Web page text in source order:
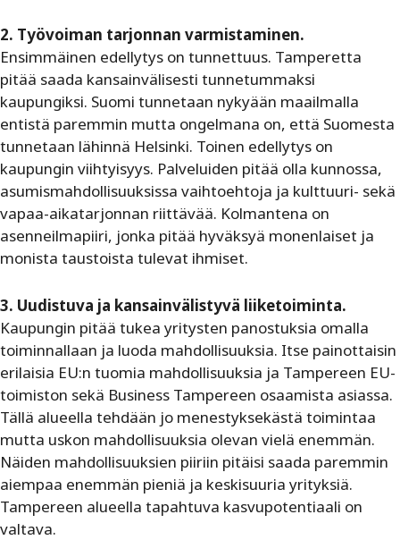
2. Työvoiman tarjonnan varmistaminen.
Ensimmäinen edellytys on tunnettuus. Tamperetta
pitää saada kansainvälisesti tunnetummaksi
kaupungiksi. Suomi tunnetaan nykyään maailmalla
entistä paremmin mutta ongelmana on, että Suomesta
tunnetaan lähinnä Helsinki. Toinen edellytys on
kaupungin viihtyisyys. Palveluiden pitää olla kunnossa,
asumismahdollisuuksissa vaihtoehtoja ja kulttuuri- sekä
vapaa-aikatarjonnan riittävää. Kolmantena on
asenneilmapiiri, jonka pitää hyväksyä monenlaiset ja
monista taustoista tulevat ihmiset.
3. Uudistuva ja kansainvälistyvä liiketoiminta.
Kaupungin pitää tukea yritysten panostuksia omalla
toiminnallaan ja luoda mahdollisuuksia. Itse painottaisin
erilaisia EU:n tuomia mahdollisuuksia ja Tampereen EU-
toimiston sekä Business Tampereen osaamista asiassa.
Tällä alueella tehdään jo menestyksekästä toimintaa
mutta uskon mahdollisuuksia olevan vielä enemmän.
Näiden mahdollisuuksien piiriin pitäisi saada paremmin
aiempaa enemmän pieniä ja keskisuuria yrityksiä.
Tampereen alueella tapahtuva kasvupotentiaali on
valtava.